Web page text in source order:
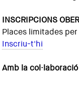
INSCRIPCIONS
Places limitades
Inscriu-t'hi
Amb la